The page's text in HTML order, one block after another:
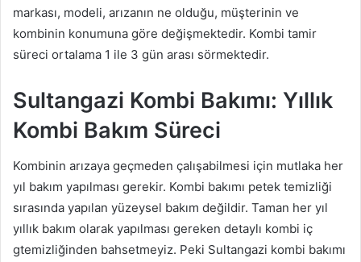
markası, modeli, arızanın ne olduğu, müşterinin ve
kombinin konumuna göre değişmektedir. Kombi tamir
süreci ortalama 1 ile 3 gün arası sörmektedir.
Sultangazi Kombi Bakımı: Yıllık
Kombi Bakım Süreci
Kombinin arızaya geçmeden çalışabilmesi için mutlaka her
yıl bakım yapılması gerekir. Kombi bakımı petek temizliği
sırasında yapılan yüzeysel bakım değildir. Taman her yıl
yıllık bakım olarak yapılması gereken detaylı kombi iç
gtemizliğinden bahsetmeyiz. Peki Sultangazi kombi bakımı